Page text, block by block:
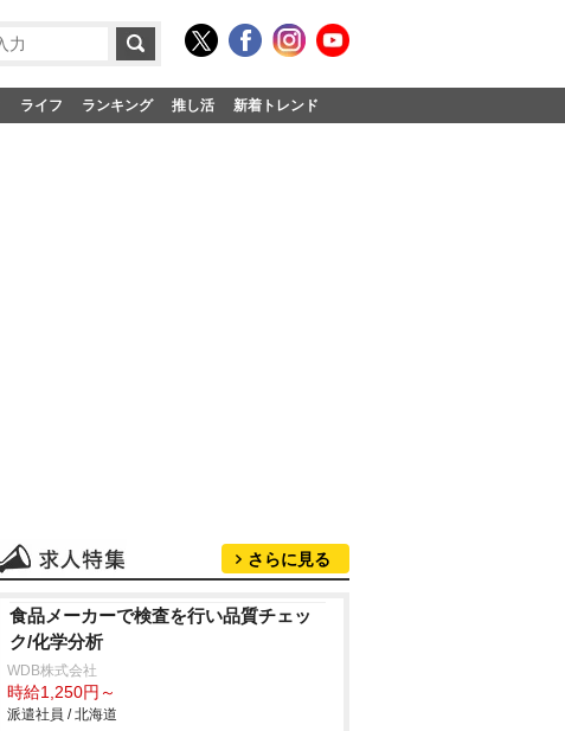
ライフ ランキング 推し活 新着トレンド
さらに見る
食品メーカーで検査を行い品質チェッ
ク/化学分析
WDB株式会社
時給1,250円～
派遣社員 / 北海道